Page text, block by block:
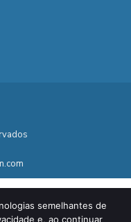
semelhantes de
e, ao continuar